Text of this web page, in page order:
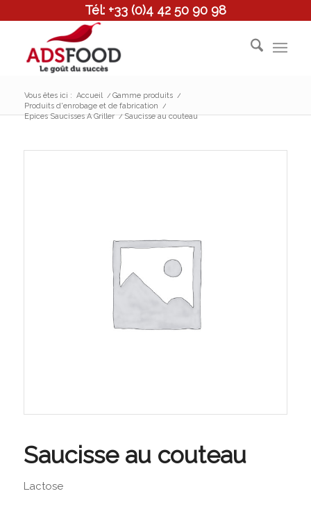
Tél: +33 (0)4 42 50 90 98
Vous êtes ici : Accueil / Gamme produits /
Produits d'enrobage et de fabrication /
Epices Saucisses A Griller /Saucisse au couteau
Saucisse au couteau
Lactose